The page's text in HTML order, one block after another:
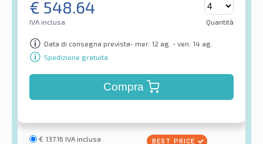
€ 548.64
IVA inclusa Quantità
Data di consegna prevista- mer. 12 ag. - ven. 14 ag.
Spedizione gratuita
Compra
€ 137.16 IVA inclusa